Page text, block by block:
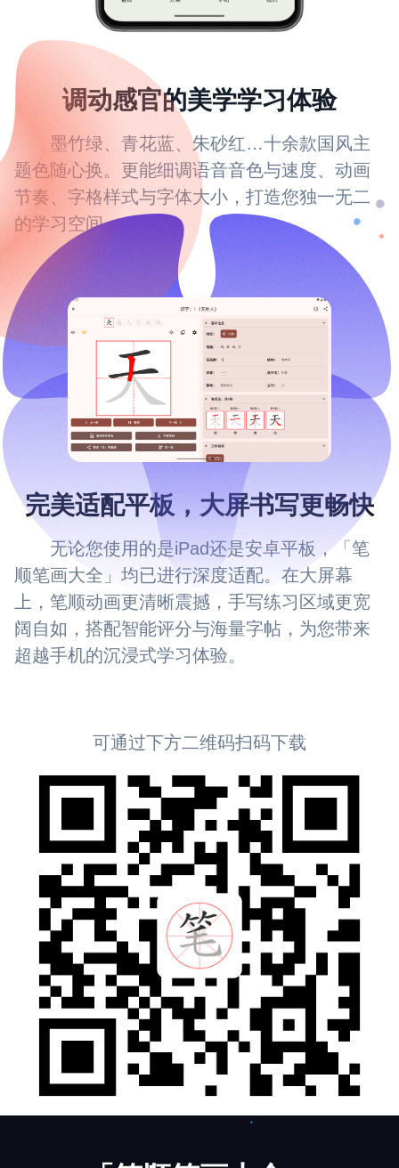
调动感官的美学学习体验
墨竹绿、青花蓝、朱砂红…十余款国风主
题色随心换。更能细调语音音色与速度、动画
节奏、字格样式与字体大小，打造您独一无二
的学习空间。
完美适配平板，大屏书写更畅快
无论您使用的是iPad还是安卓平板，「笔
顺笔画大全」均已进行深度适配。在大屏幕
上，笔顺动画更清晰震撼，手写练习区域更宽
阔自如，搭配智能评分与海量字帖，为您带来
超越手机的沉浸式学习体验。
可通过下方二维码扫码下载